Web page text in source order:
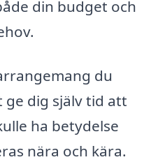
din budget och
du
dig själv tid att
ha betydelse
nära och kära.